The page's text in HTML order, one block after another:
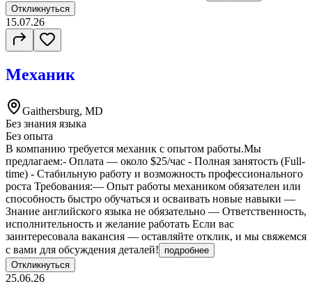
Откликнуться
15.07.26
Механик
Gaithersburg, MD
Без знания языка
Без опыта
В компанию требуется механик с опытом работы.Мы
предлагаем:- Оплата — около $25/час - Полная занятость (Full-
time) - Стабильную работу и возможность профессионального
роста Требования:— Опыт работы механиком обязателен или
способность быстро обучаться и осваивать новые навыки —
Знание английского языка не обязательно — Ответственность,
исполнительность и желание работать Если вас
заинтересовала вакансия — оставляйте отклик, и мы свяжемся
с вами для обсуждения деталей!
подробнее
Откликнуться
25.06.26